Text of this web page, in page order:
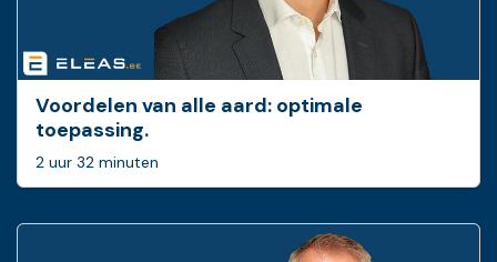
Voordelen van alle aard: optimale
toepassing.
2 uur 32 minuten